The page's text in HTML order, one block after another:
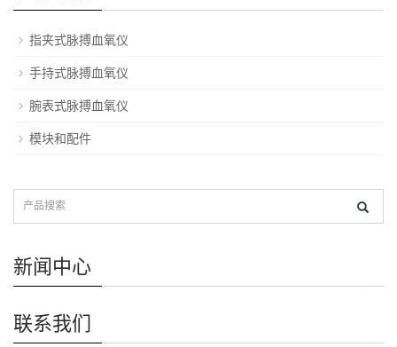
指夹式脉搏血氧仪
手持式脉搏血氧仪
腕表式脉搏血氧仪
模块和配件
新闻中心
联系我们